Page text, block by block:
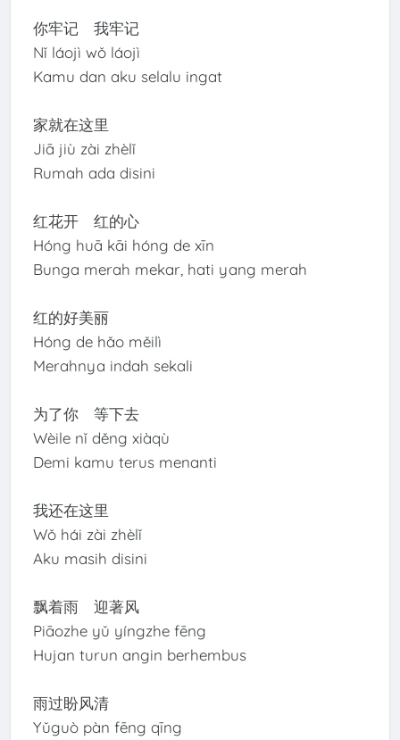
你牢记 我牢记
Nǐ láojì wǒ láojì
Kamu dan aku selalu ingat
家就在这里
Jiā jiù zài zhèlǐ
Rumah ada disini
红花开 红的心
Hóng huā kāi hóng de xīn
Bunga merah mekar, hati yang merah
红的好美丽
Hóng de hǎo měilì
Merahnya indah sekali
为了你 等下去
Wèile nǐ děng xiàqù
Demi kamu terus menanti
我还在这里
Wǒ hái zài zhèlǐ
Aku masih disini
飘着雨 迎著风
Piāozhe yǔ yíngzhe fēng
Hujan turun angin berhembus
雨过盼风清
Yǔguò pàn fēng qīng